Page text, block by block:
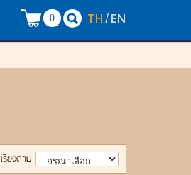
0 TH/EN
เรียงตาม